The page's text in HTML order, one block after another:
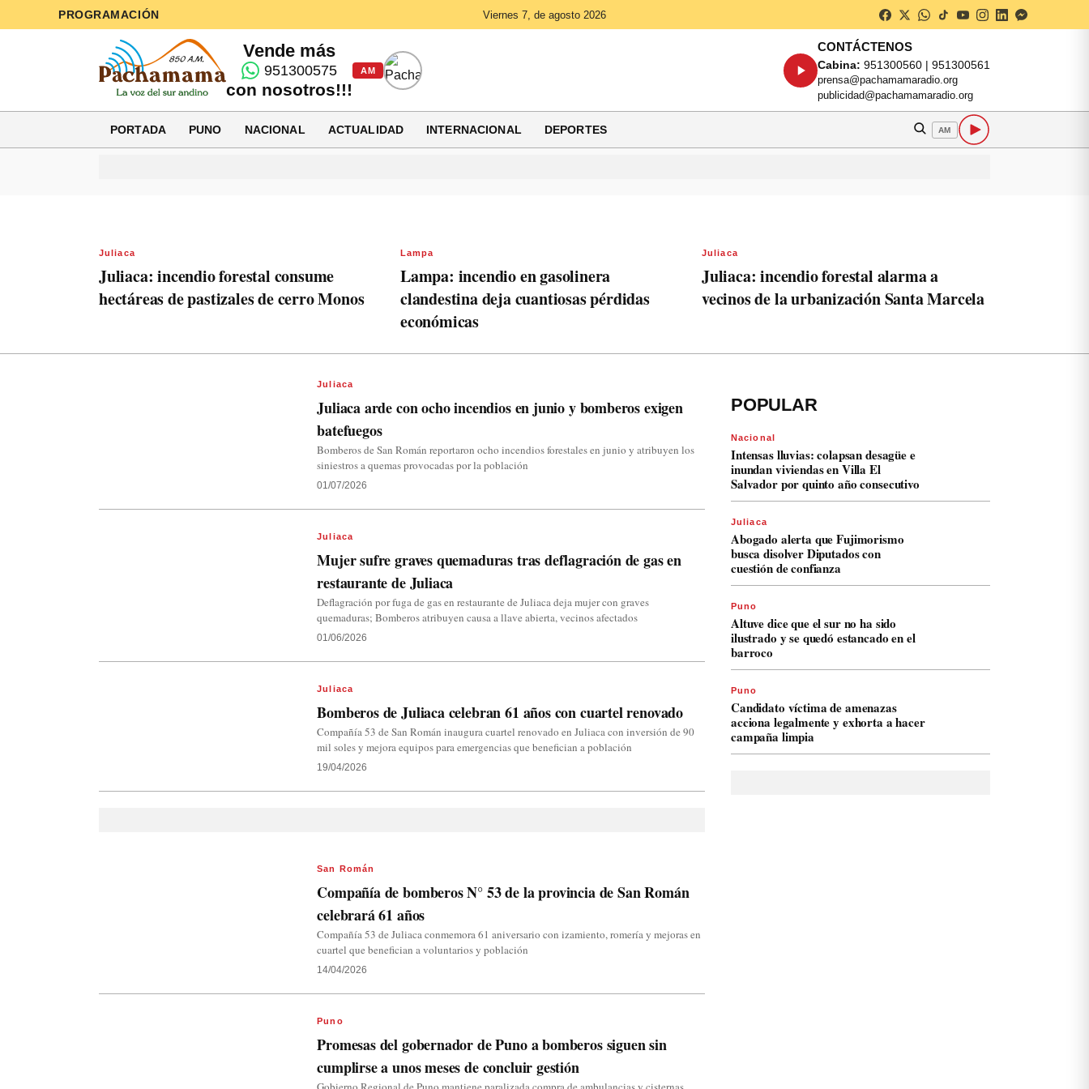
PROGRAMACIÓN Viernes 7, de agosto 2026
Vende más
951300575
con nosotros!!!
AM
CONTÁCTENOS
Cabina: 951300560 | 951300561
prensa@pachamamaradio.org
publicidad@pachamamaradio.org
PORTADA PUNO NACIONAL ACTUALIDAD INTERNACIONAL DEPORTES AM
Juliaca
Juliaca: incendio forestal consume
hectáreas de pastizales de cerro Monos
Lampa
Lampa: incendio en gasolinera
clandestina deja cuantiosas pérdidas
económicas
Juliaca
Juliaca: incendio forestal alarma a
vecinos de la urbanización Santa Marcela
Juliaca
Juliaca arde con ocho incendios en junio y bomberos exigen
batefuegos
Bomberos de San Román reportaron ocho incendios forestales en junio y atribuyen los
siniestros a quemas provocadas por la población
01/07/2026
Juliaca
Mujer sufre graves quemaduras tras deflagración de gas en
restaurante de Juliaca
Deflagración por fuga de gas en restaurante de Juliaca deja mujer con graves
quemaduras; Bomberos atribuyen causa a llave abierta, vecinos afectados
01/06/2026
Juliaca
Bomberos de Juliaca celebran 61 años con cuartel renovado
Compañía 53 de San Román inaugura cuartel renovado en Juliaca con inversión de 90
mil soles y mejora equipos para emergencias que benefician a población
19/04/2026
San Román
Compañía de bomberos N° 53 de la provincia de San Román
celebrará 61 años
Compañía 53 de Juliaca conmemora 61 aniversario con izamiento, romería y mejoras en
cuartel que benefician a voluntarios y población
14/04/2026
Puno
Promesas del gobernador de Puno a bomberos siguen sin
cumplirse a unos meses de concluir gestión
POPULAR
Nacional
Intensas lluvias: colapsan desagüe e
inundan viviendas en Villa El
Salvador por quinto año consecutivo
Juliaca
Abogado alerta que Fujimorismo
busca disolver Diputados con
cuestión de confianza
Puno
Altuve dice que el sur no ha sido
ilustrado y se quedó estancado en el
barroco
Puno
Candidato víctima de amenazas
acciona legalmente y exhorta a hacer
campaña limpia